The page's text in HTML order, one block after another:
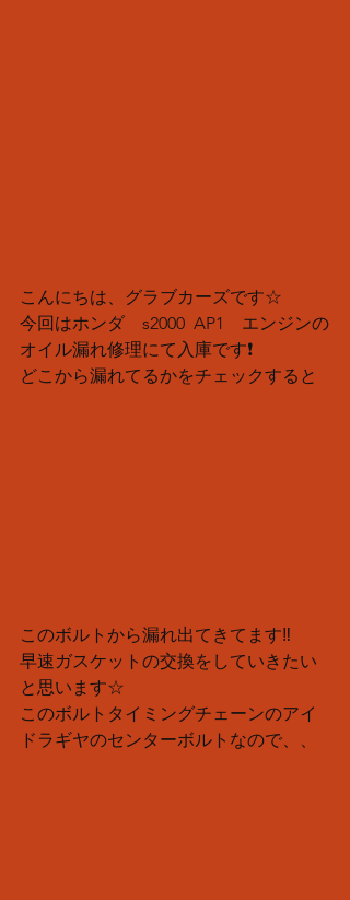
こんにちは、グラブカーズです☆
今回はホンダ　s2000  AP1　エンジンの
オイル漏れ修理にて入庫です❗️
どこから漏れてるかをチェックすると
このボルトから漏れ出てきてます‼︎
早速ガスケットの交換をしていきたい
と思います☆
このボルトタイミングチェーンのアイ
ドラギヤのセンターボルトなので、、